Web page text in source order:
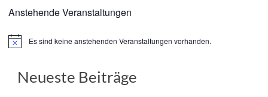
Anstehende Veranstaltungen
HinweisEs sind keine anstehenden Veranstaltungen vorhanden.
Neueste Beiträge